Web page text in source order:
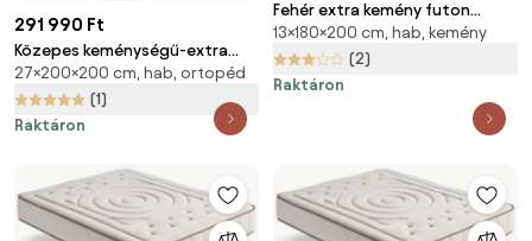
291 990 Ft
Közepes keménységű-extra
kemény kétoldalas hab matrac
200x200 cm Premium Black
Multizone – Moonia
27×200×200 cm, hab, ortopéd
(1)
Raktáron
Fehér extra kemény futon
matrac 180x200 cm Traditional
– Karup Design
13×180×200 cm, hab, kemény
(2)
Raktáron